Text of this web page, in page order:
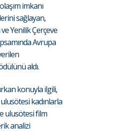
imkanı
sağlayan,
Yenilik Çerçeve
Avrupa
aldı.
konuyla ilgili,
kadınlarla
ulusötesi film
analizi